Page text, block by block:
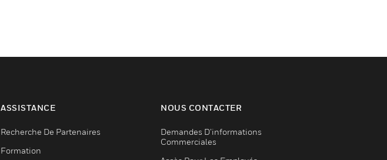
ASSISTANCE
Recherche De Partenaires
Formation
NOUS CONTACTER
Demandes D’informations
Commerciales